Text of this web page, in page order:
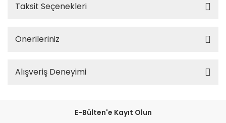
Taksit Seçenekleri
Önerileriniz
Alışveriş Deneyimi
E-Bülten'e Kayıt Olun